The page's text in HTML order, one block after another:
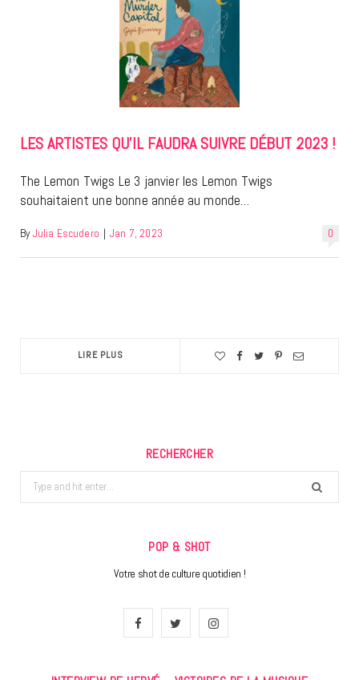
LES ARTISTES QU’IL FAUDRA SUIVRE DÉBUT 2023 !
The Lemon Twigs Le 3 janvier les Lemon Twigs
souhaitaient une bonne année au monde…
0
By Julia Escudero | Jan 7, 2023
LIRE PLUS
RECHERCHER
Search
for:
POP & SHOT
Votre shot de culture quotidien !
F
I